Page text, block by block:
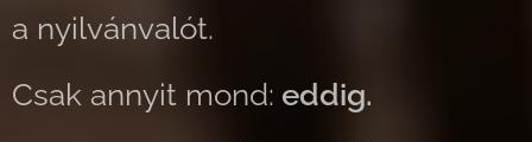
a nyilvánvalót.
Csak annyit mond: eddig.